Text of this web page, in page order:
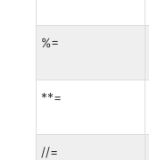
%=
**=
//=